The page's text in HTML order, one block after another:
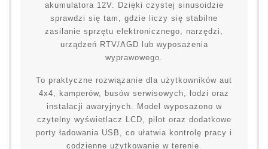
akumulatora 12V. Dzięki czystej sinusoidzie
sprawdzi się tam, gdzie liczy się stabilne
zasilanie sprzętu elektronicznego, narzędzi,
urządzeń RTV/AGD lub wyposażenia
wyprawowego.
To praktyczne rozwiązanie dla użytkowników aut
4x4, kamperów, busów serwisowych, łodzi oraz
instalacji awaryjnych. Model wyposażono w
czytelny wyświetlacz LCD, pilot oraz dodatkowe
porty ładowania USB, co ułatwia kontrolę pracy i
codzienne użytkowanie w terenie.